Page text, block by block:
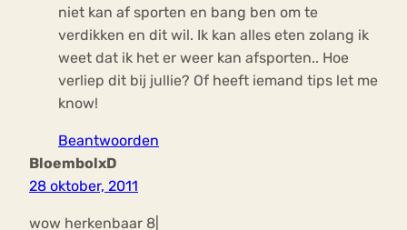
niet kan af sporten en bang ben om te
verdikken en dit wil. Ik kan alles eten zolang ik
weet dat ik het er weer kan afsporten.. Hoe
verliep dit bij jullie? Of heeft iemand tips let me
know!
Beantwoorden
BloembolxD
28 oktober, 2011
wow herkenbaar 8|